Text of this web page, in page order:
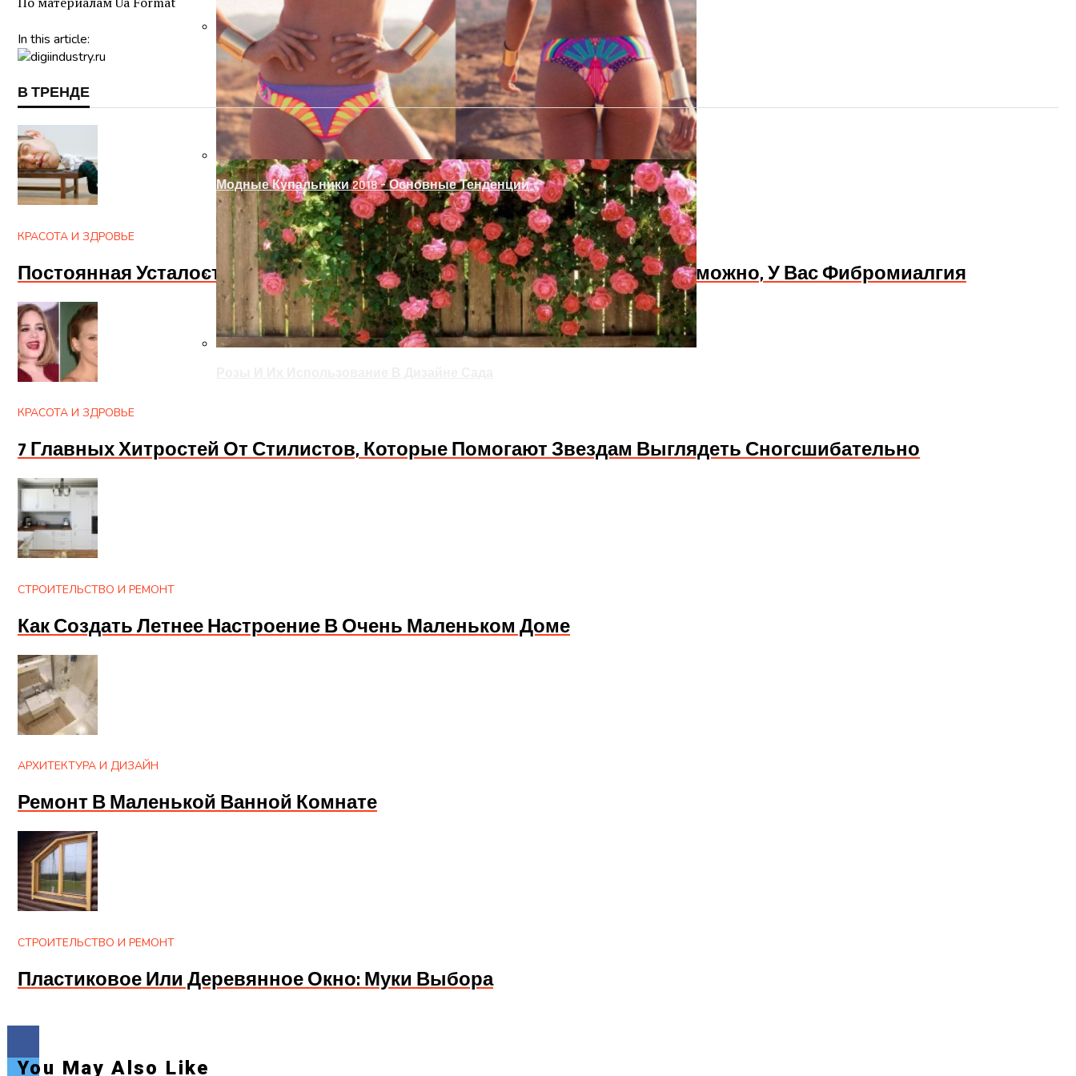
Как Установить Ручку На Межкомнатную Дверь
Украшение Забора Из Рабицы Своими Руками
Модные Купальники 2018 – Основные Тенденции
In this article:
В ТРЕНДЕ
КРАСОТА И ЗДРОВЬЕ
Постоянная Усталость? Апатия И Слабость В Мышцах? Осторожно! Возможно, У Вас Фибромиалгия
КРАСОТА И ЗДРОВЬЕ
7 Главных Хитростей От Стилистов, Которые Помогают Звездам Выглядеть Сногсшибательно
СТРОИТЕЛЬСТВО И РЕМОНТ
Как Создать Летнее Настроение В Очень Маленьком Доме
АРХИТЕКТУРА И ДИЗАЙН
Ремонт В Маленькой Ванной Комнате
СТРОИТЕЛЬСТВО И РЕМОНТ
Пластиковое Или Деревянное Окно: Муки Выбора
You May Also Like